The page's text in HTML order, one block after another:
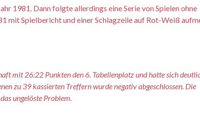
1981. Dann folgte allerdings eine Serie von Spielen ohne
mit Spielbericht und einer Schlagzeile auf Rot-Weiß
mit 26:22 Punkten den 6. Tabellenplatz und hatte sich
zu 39 kassierten Treffern wurde negativ abgeschlossen. Die
ungelöste Problem.